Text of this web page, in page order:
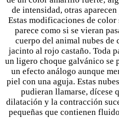
de intensidad, otras
Estas modificaciones de color
parece como si se vieran
cuerpo del animal nubes
jacinto al rojo castaño. Toda
un ligero choque galvánico se
un efecto análogo aunque
piel con una aguja. Estas
pudieran llamarse, dícese
dilatación y la contracción
pequeñas que contienen